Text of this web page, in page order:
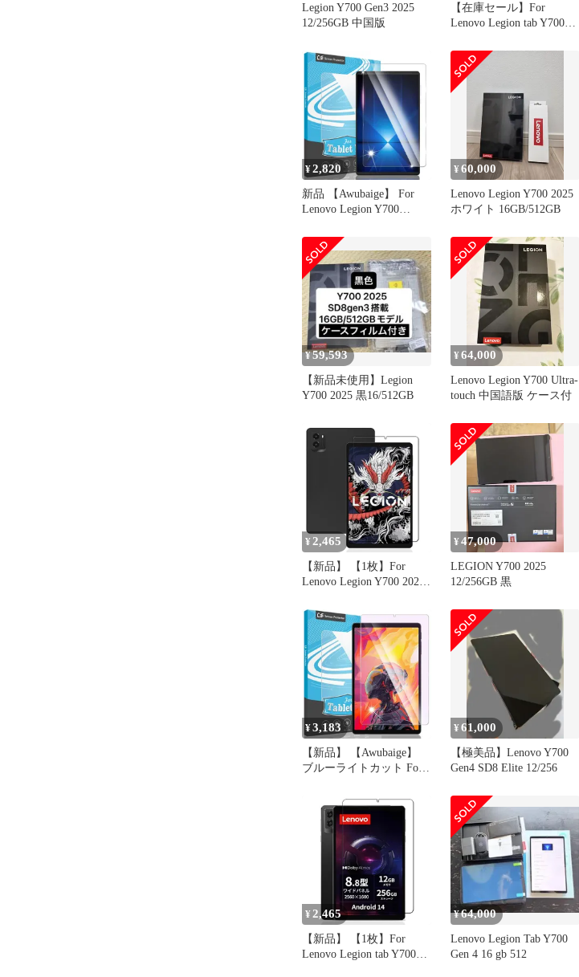
Legion Y700 Gen3 2025
12/256GB 中国版
【在庫セール】For
Lenovo Legion tab Y700
トケース カバー 8.8イン
チ 耐衝撃 落下防止 専用
保護 Hcsxlcj(ブラック)
¥2,820
新品 【Awubaige】 For
Lenovo Legion Y700
3)/ALLDOCUBE iPlay 70
mini Ultra 用の ガラスフ
ィルム 8.8インチ フイル
ム For Lenovo Leg
¥60,000
Lenovo Legion Y700 2025
ホワイト 16GB/512GB
¥59,593
【新品未使用】Legion
Y700 2025 黒16/512GB
¥64,000
Lenovo Legion Y700 Ultra-
touch 中国語版 ケース付
¥ 2,465
【新品】 【1枚】For
Lenovo Legion Y700 2025
Lenovo Legion Y700 2025
用 フィルム 8.8インチ 保
護フィルム 防水 耐油 指
紋防止 9H硬度 超薄 画面
保護 For Lenovo
¥47,000
LEGION Y700 2025
12/256GB 黒
¥3,183
【新品】 【Awubaige】
ブルーライトカット For
mini Ultra/Lenovo Legion
Y700 2025/Legion Tab
(8.8”, 3) 用の ガラスフィ
ルム 8.8インチ フイルム
¥61,000
【極美品】Lenovo Y700
Gen4 SD8 Elite 12/256
¥ 2,465
【新品】 【1枚】For
Lenovo Legion tab Y700
¥64,000
Lenovo Legion Tab Y700
Gen 4 16 gb 512